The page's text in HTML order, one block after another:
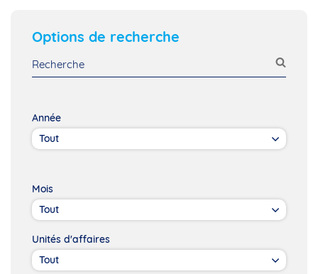
Options de recherche
Année
Mois
Unités d'affaires